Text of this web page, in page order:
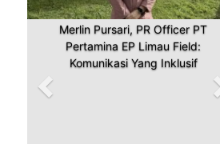
Merlin Pursari, PR Officer PT
Pertamina EP Limau Field:
Komunikasi Yang Inklusif